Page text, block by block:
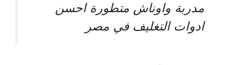
مدربة واوناش متطورة احسن
ادوات التغليف في مصر